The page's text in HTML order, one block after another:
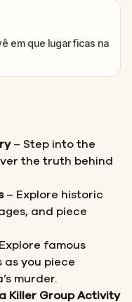
em que lugar ficas na
– Step into the
the truth behind
– Explore historic
and piece
famous
as you piece
murder.
Killer Group Activity